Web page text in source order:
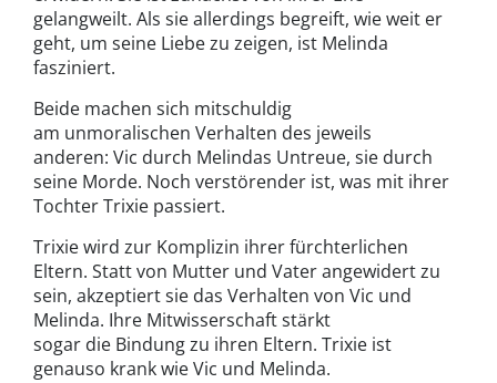
gelangweilt. Als sie allerdings begreift, wie weit er
geht, um seine Liebe zu zeigen, ist Melinda
fasziniert.
Beide machen sich mitschuldig
am unmoralischen Verhalten des jeweils
anderen: Vic durch Melindas Untreue, sie durch
seine Morde. Noch verstörender ist, was mit ihrer
Tochter Trixie passiert.
Trixie wird zur Komplizin ihrer fürchterlichen
Eltern. Statt von Mutter und Vater angewidert zu
sein, akzeptiert sie das Verhalten von Vic und
Melinda. Ihre Mitwisserschaft stärkt
sogar die Bindung zu ihren Eltern. Trixie ist
genauso krank wie Vic und Melinda.